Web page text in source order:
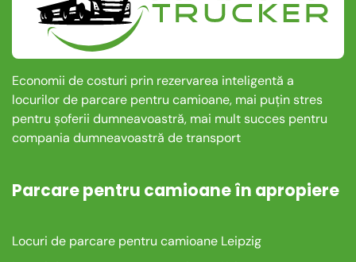
Economii de costuri prin rezervarea inteligentă a
locurilor de parcare pentru camioane, mai puțin stres
pentru șoferii dumneavoastră, mai mult succes pentru
compania dumneavoastră de transport
Parcare pentru camioane în apropiere
Locuri de parcare pentru camioane Leipzig